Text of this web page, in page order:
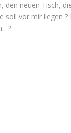
neuen Tisch,
soll vor mir liegen